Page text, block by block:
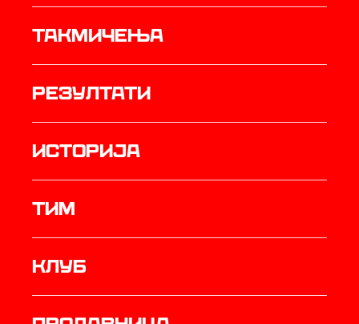
Такмичења
резултати
историја
ТИМ
Клуб